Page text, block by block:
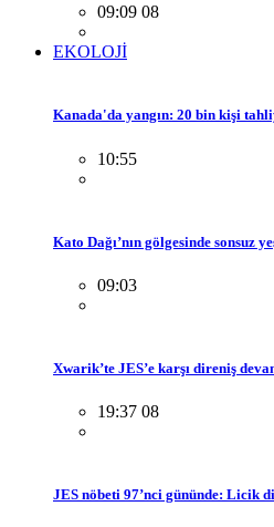
09:09 08
EKOLOJİ
Kanada'da yangın: 20 bin kişi
10:55
Kato Dağı’nın gölgesinde sonsuz
09:03
Xwarik’te JES’e karşı direniş
19:37 08
JES nöbeti 97’nci gününde: Licik